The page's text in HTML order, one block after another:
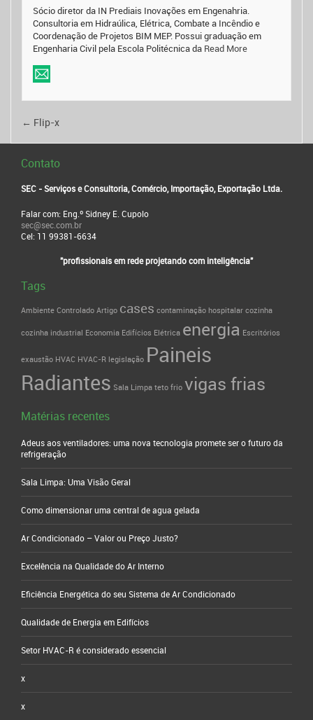
Sócio diretor da IN Prediais Inovações em Engenahria.
Consultoria em Hidraúlica, Elétrica, Combate a Incêndio e
Coordenação de Projetos BIM MEP. Possui graduação em
Engenharia Civil pela Escola Politécnica da Read More
← Flip-x
Contato
SEC - Serviços e Consultoria, Comércio, Importação, Exportação Ltda.
Falar com: Eng.º Sidney E. Cupolo
sec@sec.com.br
Cel: 11 99381-6634
"profissionais em rede projetando com inteligência"
Tags
Ambiente Controlado Artigo cases contaminação hospitalar cozinha
cozinha industrial Economia Edifícios Elétrica energia Escritórios
exaustão HVAC HVAC-R legislação Paineis
Radiantes Sala Limpa teto frio vigas frias
Matérias recentes
Adeus aos ventiladores: uma nova tecnologia promete ser o futuro da
refrigeração
Sala Limpa: Uma Visão Geral
Como dimensionar uma central de agua gelada
Ar Condicionado – Valor ou Preço Justo?
Excelência na Qualidade do Ar Interno
Eficiência Energética do seu Sistema de Ar Condicionado
Qualidade de Energia em Edifícios
Setor HVAC-R é considerado essencial
x
x